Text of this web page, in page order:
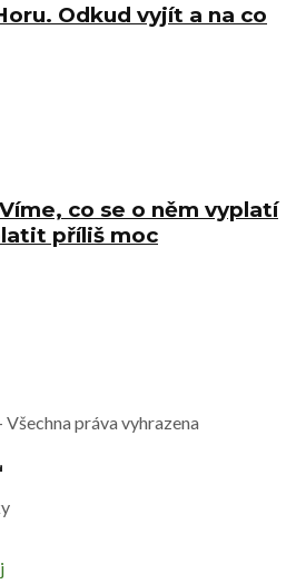
Odkud vyjít a na co
co se o něm vyplatí
příliš moc
Všechna práva vyhrazena